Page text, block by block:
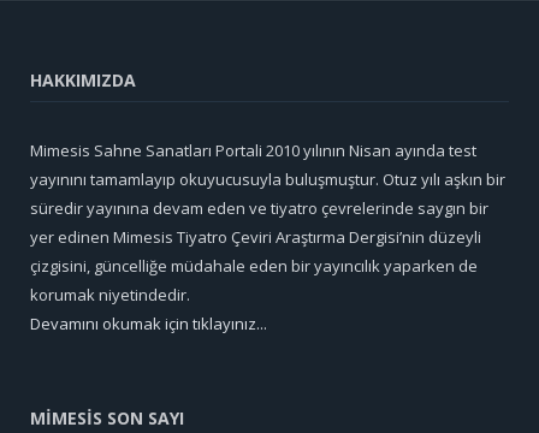
HAKKIMIZDA
Mimesis Sahne Sanatları Portali 2010 yılının Nisan ayında test
yayınını tamamlayıp okuyucusuyla buluşmuştur. Otuz yılı aşkın bir
süredir yayınına devam eden ve tiyatro çevrelerinde saygın bir
yer edinen Mimesis Tiyatro Çeviri Araştırma Dergisi’nin düzeyli
çizgisini, güncelliğe müdahale eden bir yayıncılık yaparken de
korumak niyetindedir.
Devamını okumak için tıklayınız...
MİMESİS SON SAYI